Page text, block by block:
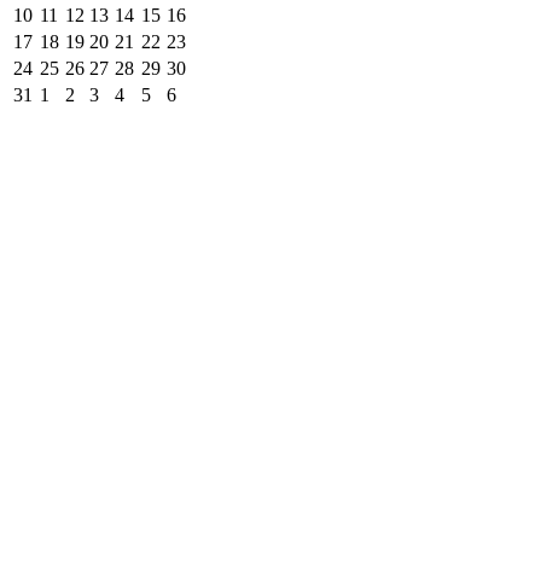
10 11 12 13 14 15 16
17 18 19 20 21 22 23
24 25 26 27 28 29 30
31 1 2 3 4 5 6